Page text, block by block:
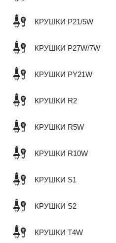
КРУШКИ P21/5W
КРУШКИ P27W/7W
КРУШКИ PY21W
КРУШКИ R2
КРУШКИ R5W
КРУШКИ R10W
КРУШКИ S1
КРУШКИ S2
КРУШКИ T4W